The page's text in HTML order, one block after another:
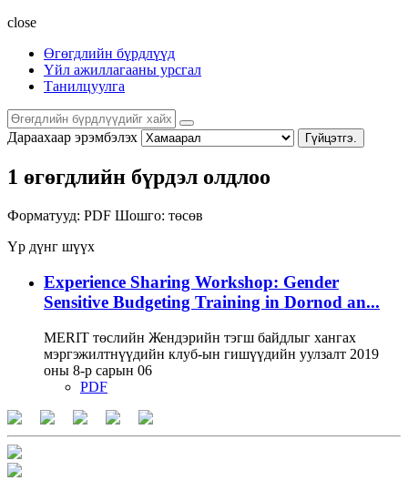
close
Өгөгдлийн бүрдлүүд
Үйл ажиллагааны урсгал
Танилцуулга
Дараахаар эрэмбэлэх Гүйцэтгэ.
1 өгөгдлийн бүрдэл олдлоо
Форматууд: PDF Шошго: төсөв
Үр дүнг шүүх
Experience Sharing Workshop: Gender
Sensitive Budgeting Training in Dornod an...
MERIT төслийн Жендэрийн тэгш байдлыг хангах
мэргэжилтнүүдийн клуб-ын гишүүдийн уулзалт 2019
оны 8-р сарын 06
PDF